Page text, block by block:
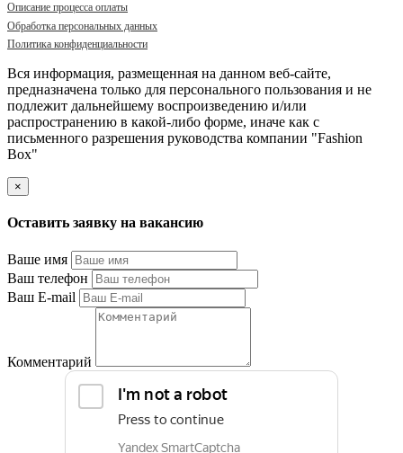
Описание процесса оплаты
Обработка персональных данных
Политика конфиденциальности
Вся информация, размещенная на данном веб-сайте,
предназначена только для персонального пользования и не
подлежит дальнейшему воспроизведению и/или
распространению в какой-либо форме, иначе как с
письменного разрешения руководства компании "Fashion
Box"
×
Оставить заявку на вакансию
Ваше имя
Ваш телефон
Ваш E-mail
Комментарий